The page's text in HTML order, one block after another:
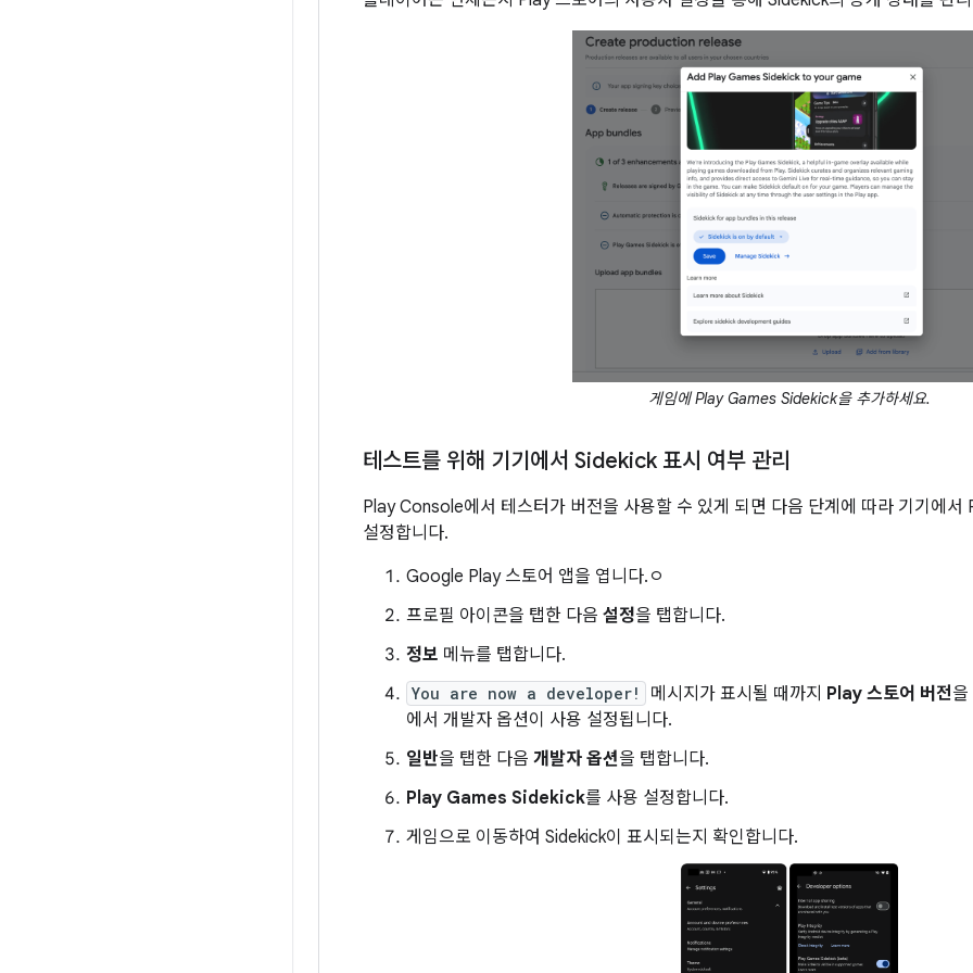
게임에 Play Games Sidekick을 추가하세요.
테스트를 위해 기기에서 Sidekick 표시 여부 관리
Play Console에서 테스터가 버전을 사용할 수 있게 되면 다음 단계에 따라 기기에서
설정합니다.
Google Play 스토어 앱을 엽니다.ㅇ
프로필 아이콘을 탭한 다음 설정을 탭합니다.
정보 메뉴를 탭합니다.
You are now a developer! 메시지가 표시될 때까지 Play 스토어 버전을
에서 개발자 옵션이 사용 설정됩니다.
일반을 탭한 다음 개발자 옵션을 탭합니다.
Play Games Sidekick를 사용 설정합니다.
게임으로 이동하여 Sidekick이 표시되는지 확인합니다.